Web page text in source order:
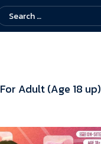
For Adult (Age 18 up)